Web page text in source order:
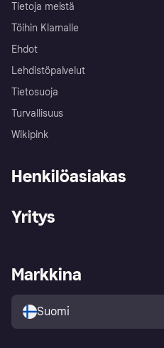
Tietoja meistä
Töihin Klarnalle
Ehdot
Lehdistöpalvelut
Tietosuoja
Turvallisuus
Wikipink
Henkilöasiakas
Ohje
Kirjaudu sisään
Tutustu kauppoihin
Ostajan turva
Yritys
Kirjaudu sisään yrityksenä
Markkina
Suomi